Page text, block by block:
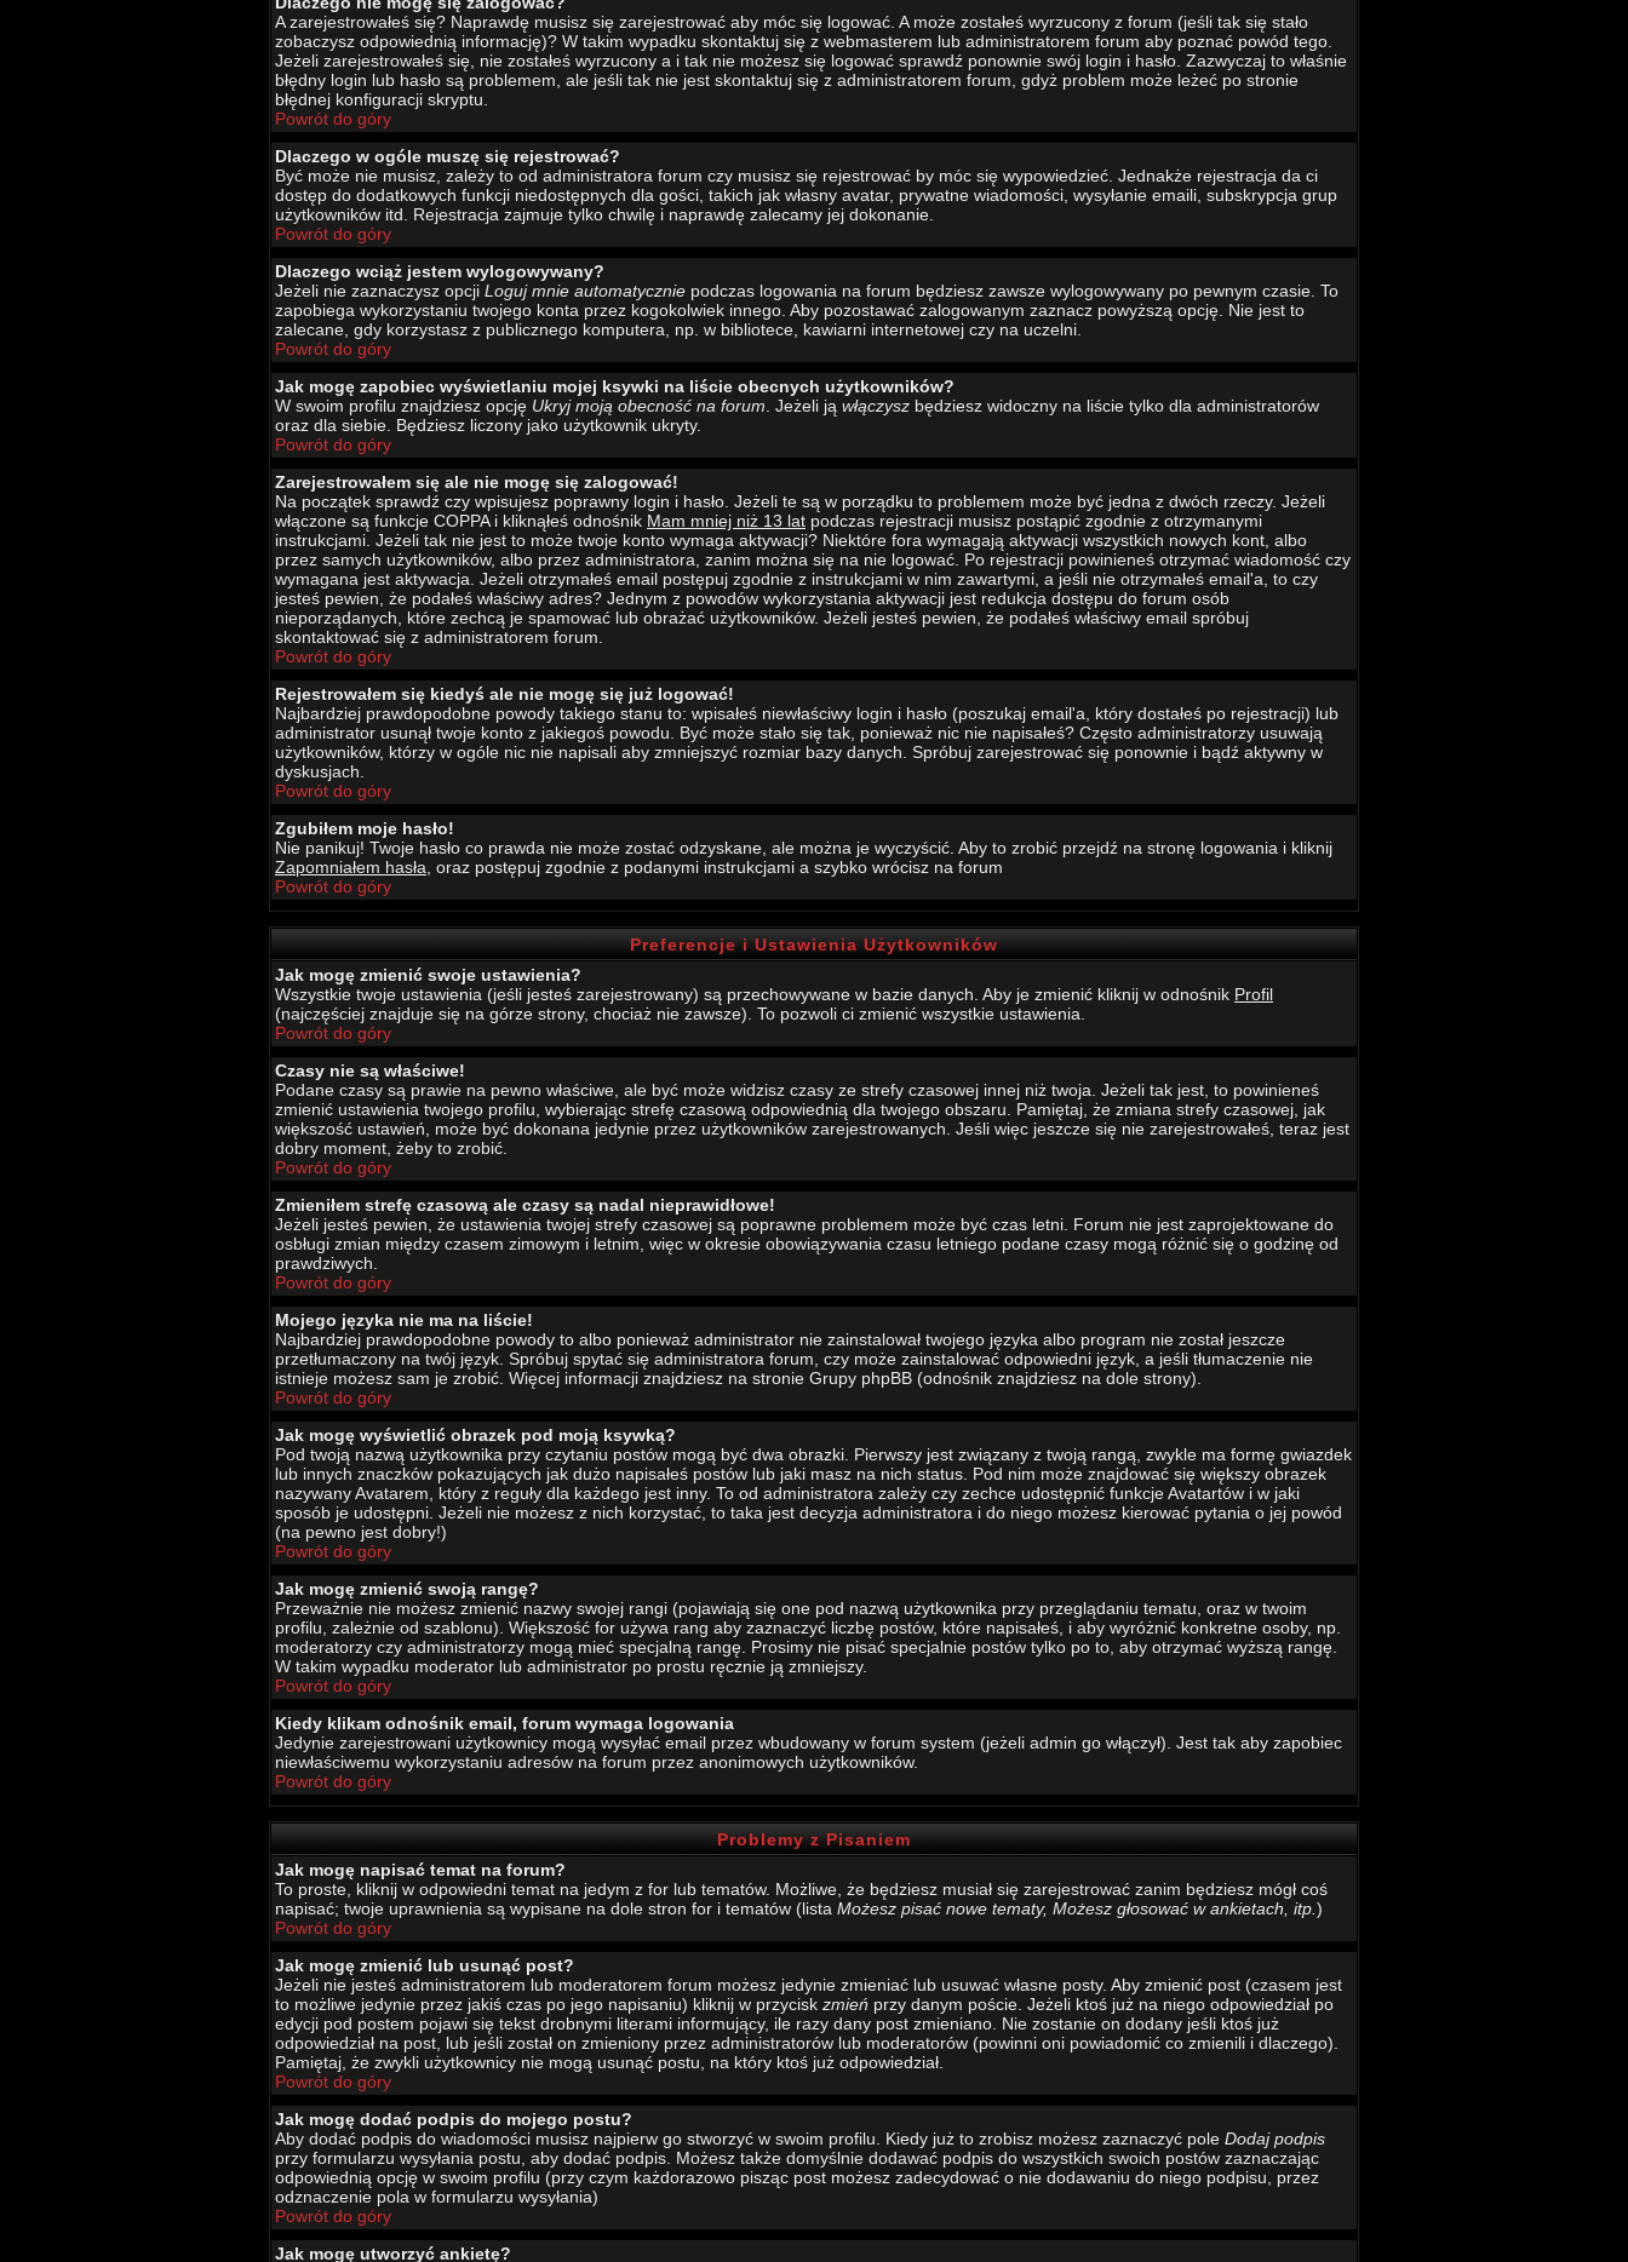
A zarejestrowałeś się? Naprawdę musisz się zarejestrować aby móc się logować. A może zostałeś wyrzucony z forum (jeśli tak się stało
zobaczysz odpowiednią informację)? W takim wypadku skontaktuj się z webmasterem lub administratorem forum aby poznać powód tego.
Jeżeli zarejestrowałeś się, nie zostałeś wyrzucony a i tak nie możesz się logować sprawdź ponownie swój login i hasło. Zazwyczaj to właśnie
błędny login lub hasło są problemem, ale jeśli tak nie jest skontaktuj się z administratorem forum, gdyż problem może leżeć po stronie
błędnej konfiguracji skryptu.
Powrót do góry
Dlaczego w ogóle muszę się rejestrować?
Być może nie musisz, zależy to od administratora forum czy musisz się rejestrować by móc się wypowiedzieć. Jednakże rejestracja da ci
dostęp do dodatkowych funkcji niedostępnych dla gości, takich jak własny avatar, prywatne wiadomości, wysyłanie emaili, subskrypcja grup
użytkowników itd. Rejestracja zajmuje tylko chwilę i naprawdę zalecamy jej dokonanie.
Powrót do góry
Dlaczego wciąż jestem wylogowywany?
Jeżeli nie zaznaczysz opcji Loguj mnie automatycznie podczas logowania na forum będziesz zawsze wylogowywany po pewnym czasie. To
zapobiega wykorzystaniu twojego konta przez kogokolwiek innego. Aby pozostawać zalogowanym zaznacz powyższą opcję. Nie jest to
zalecane, gdy korzystasz z publicznego komputera, np. w bibliotece, kawiarni internetowej czy na uczelni.
Powrót do góry
Jak mogę zapobiec wyświetlaniu mojej ksywki na liście obecnych użytkowników?
W swoim profilu znajdziesz opcję Ukryj moją obecność na forum . Jeżeli ją włączysz będziesz widoczny na liście tylko dla administratorów
oraz dla siebie. Będziesz liczony jako użytkownik ukryty.
Powrót do góry
Zarejestrowałem się ale nie mogę się zalogować!
Na początek sprawdź czy wpisujesz poprawny login i hasło. Jeżeli te są w porządku to problemem może być jedna z dwóch rzeczy. Jeżeli
włączone są funkcje COPPA i kliknąłeś odnośnik Mam mniej niż 13 lat podczas rejestracji musisz postąpić zgodnie z otrzymanymi
instrukcjami. Jeżeli tak nie jest to może twoje konto wymaga aktywacji? Niektóre fora wymagają aktywacji wszystkich nowych kont, albo
przez samych użytkowników, albo przez administratora, zanim można się na nie logować. Po rejestracji powinieneś otrzymać wiadomość czy
wymagana jest aktywacja. Jeżeli otrzymałeś email postępuj zgodnie z instrukcjami w nim zawartymi, a jeśli nie otrzymałeś email'a, to czy
jesteś pewien, że podałeś właściwy adres? Jednym z powodów wykorzystania aktywacji jest redukcja dostępu do forum osób
nieporządanych, które zechcą je spamować lub obrażać użytkowników. Jeżeli jesteś pewien, że podałeś właściwy email spróbuj
skontaktować się z administratorem forum.
Powrót do góry
Rejestrowałem się kiedyś ale nie mogę się już logować!
Najbardziej prawdopodobne powody takiego stanu to: wpisałeś niewłaściwy login i hasło (poszukaj email'a, który dostałeś po rejestracji) lub
administrator usunął twoje konto z jakiegoś powodu. Być może stało się tak, ponieważ nic nie napisałeś? Często administratorzy usuwają
użytkowników, którzy w ogóle nic nie napisali aby zmniejszyć rozmiar bazy danych. Spróbuj zarejestrować się ponownie i bądź aktywny w
dyskusjach.
Powrót do góry
Zgubiłem moje hasło!
Nie panikuj! Twoje hasło co prawda nie może zostać odzyskane, ale można je wyczyścić. Aby to zrobić przejdź na stronę logowania i kliknij
Zapomniałem hasła , oraz postępuj zgodnie z podanymi instrukcjami a szybko wrócisz na forum
Powrót do góry
Preferencje i Ustawienia Użytkowników
Jak mogę zmienić swoje ustawienia?
Wszystkie twoje ustawienia (jeśli jesteś zarejestrowany) są przechowywane w bazie danych. Aby je zmienić kliknij w odnośnik Profil
(najczęściej znajduje się na górze strony, chociaż nie zawsze). To pozwoli ci zmienić wszystkie ustawienia.
Powrót do góry
Czasy nie są właściwe!
Podane czasy są prawie na pewno właściwe, ale być może widzisz czasy ze strefy czasowej innej niż twoja. Jeżeli tak jest, to powinieneś
zmienić ustawienia twojego profilu, wybierając strefę czasową odpowiednią dla twojego obszaru. Pamiętaj, że zmiana strefy czasowej, jak
większość ustawień, może być dokonana jedynie przez użytkowników zarejestrowanych. Jeśli więc jeszcze się nie zarejestrowałeś, teraz jest
dobry moment, żeby to zrobić.
Powrót do góry
Zmieniłem strefę czasową ale czasy są nadal nieprawidłowe!
Jeżeli jesteś pewien, że ustawienia twojej strefy czasowej są poprawne problemem może być czas letni. Forum nie jest zaprojektowane do
osbługi zmian między czasem zimowym i letnim, więc w okresie obowiązywania czasu letniego podane czasy mogą różnić się o godzinę od
prawdziwych.
Powrót do góry
Mojego języka nie ma na liście!
Najbardziej prawdopodobne powody to albo ponieważ administrator nie zainstalował twojego języka albo program nie został jeszcze
przetłumaczony na twój język. Spróbuj spytać się administratora forum, czy może zainstalować odpowiedni język, a jeśli tłumaczenie nie
istnieje możesz sam je zrobić. Więcej informacji znajdziesz na stronie Grupy phpBB (odnośnik znajdziesz na dole strony).
Powrót do góry
Jak mogę wyświetlić obrazek pod moją ksywką?
Pod twoją nazwą użytkownika przy czytaniu postów mogą być dwa obrazki. Pierwszy jest związany z twoją rangą, zwykle ma formę gwiazdek
lub innych znaczków pokazujących jak dużo napisałeś postów lub jaki masz na nich status. Pod nim może znajdować się większy obrazek
nazywany Avatarem, który z reguły dla każdego jest inny. To od administratora zależy czy zechce udostępnić funkcje Avatartów i w jaki
sposób je udostępni. Jeżeli nie możesz z nich korzystać, to taka jest decyzja administratora i do niego możesz kierować pytania o jej powód
(na pewno jest dobry!)
Powrót do góry
Jak mogę zmienić swoją rangę?
Przeważnie nie możesz zmienić nazwy swojej rangi (pojawiają się one pod nazwą użytkownika przy przeglądaniu tematu, oraz w twoim
profilu, zależnie od szablonu). Większość for używa rang aby zaznaczyć liczbę postów, które napisałeś, i aby wyróżnić konkretne osoby, np.
moderatorzy czy administratorzy mogą mieć specjalną rangę. Prosimy nie pisać specjalnie postów tylko po to, aby otrzymać wyższą rangę.
W takim wypadku moderator lub administrator po prostu ręcznie ją zmniejszy.
Powrót do góry
Kiedy klikam odnośnik email, forum wymaga logowania
Jedynie zarejestrowani użytkownicy mogą wysyłać email przez wbudowany w forum system (jeżeli admin go włączył). Jest tak aby zapobiec
niewłaściwemu wykorzystaniu adresów na forum przez anonimowych użytkowników.
Powrót do góry
Problemy z Pisaniem
Jak mogę napisać temat na forum?
To proste, kliknij w odpowiedni temat na jedym z for lub tematów. Możliwe, że będziesz musiał się zarejestrować zanim będziesz mógł coś
napisać; twoje uprawnienia są wypisane na dole stron for i tematów (lista Możesz pisać nowe tematy, Możesz głosować w ankietach, itp. )
Powrót do góry
Jak mogę zmienić lub usunąć post?
Jeżeli nie jesteś administratorem lub moderatorem forum możesz jedynie zmieniać lub usuwać własne posty. Aby zmienić post (czasem jest
to możliwe jedynie przez jakiś czas po jego napisaniu) kliknij w przycisk zmień przy danym poście. Jeżeli ktoś już na niego odpowiedział po
edycji pod postem pojawi się tekst drobnymi literami informujący, ile razy dany post zmieniano. Nie zostanie on dodany jeśli ktoś już
odpowiedział na post, lub jeśli został on zmieniony przez administratorów lub moderatorów (powinni oni powiadomić co zmienili i dlaczego).
Pamiętaj, że zwykli użytkownicy nie mogą usunąć postu, na który ktoś już odpowiedział.
Powrót do góry
Jak mogę dodać podpis do mojego postu?
Aby dodać podpis do wiadomości musisz najpierw go stworzyć w swoim profilu. Kiedy już to zrobisz możesz zaznaczyć pole Dodaj podpis
przy formularzu wysyłania postu, aby dodać podpis. Możesz także domyślnie dodawać podpis do wszystkich swoich postów zaznaczając
odpowiednią opcję w swoim profilu (przy czym każdorazowo pisząc post możesz zadecydować o nie dodawaniu do niego podpisu, przez
odznaczenie pola w formularzu wysyłania)
Powrót do góry
Jak mogę utworzyć ankietę?